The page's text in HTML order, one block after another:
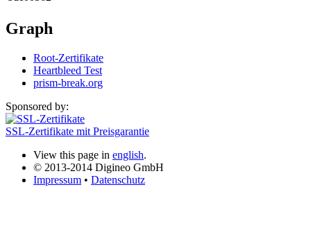
Graph
Root-Zertifikate
Heartbleed Test
prism-break.org
Sponsored by:
SSL-Zertifikate mit Preisgarantie
View this page in english.
© 2013-2014 Digineo GmbH
Impressum • Datenschutz